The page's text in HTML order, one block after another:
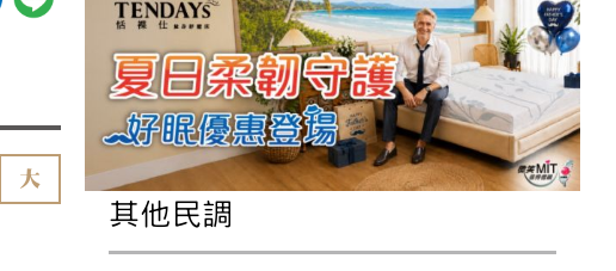
大
其他民調